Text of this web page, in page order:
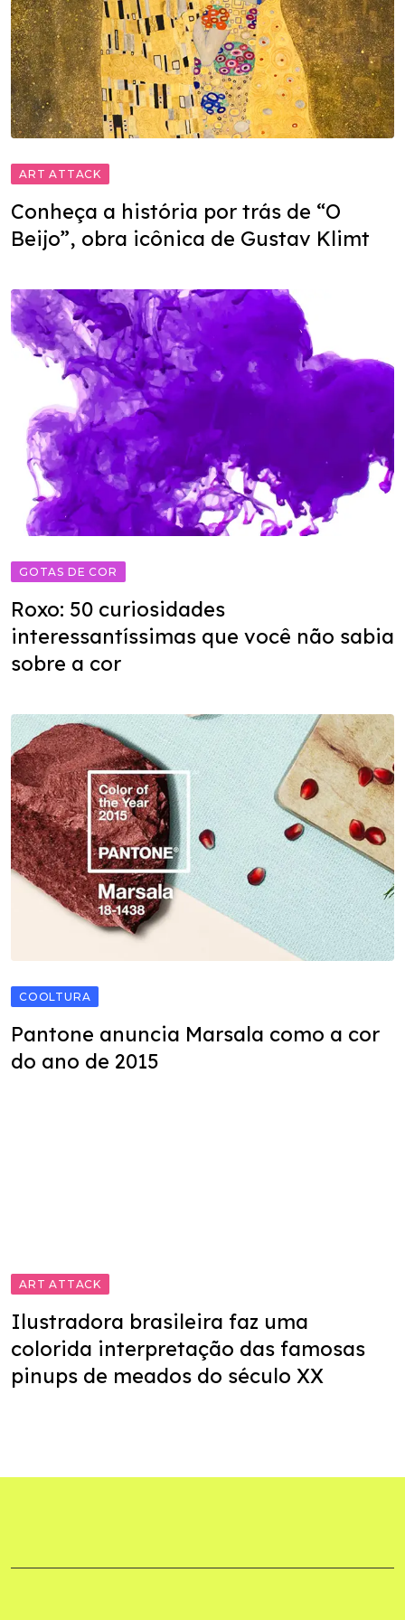
ART ATTACK
Conheça a história por trás de “O
Beijo”, obra icônica de Gustav Klimt
GOTAS DE COR
Roxo: 50 curiosidades
interessantíssimas que você não sabia
sobre a cor
COOLTURA
Pantone anuncia Marsala como a cor
do ano de 2015
ART ATTACK
Ilustradora brasileira faz uma
colorida interpretação das famosas
pinups de meados do século XX